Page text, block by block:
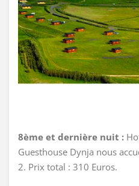
8ème et dernière nuit :
Guesthouse Dynja nous
2. Prix total : 310 Euros.